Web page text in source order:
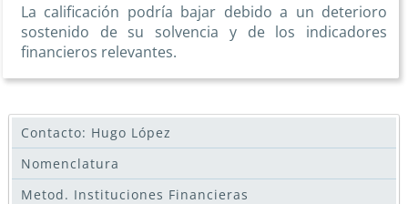
La calificación podría bajar debido a un deterioro
sostenido de su solvencia y de los indicadores
financieros relevantes.
Contacto: Hugo López
Nomenclatura
Metod. Instituciones Financieras